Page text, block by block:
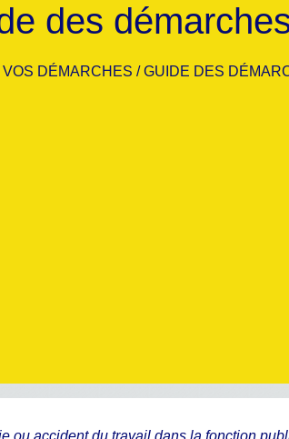
des
VOS DÉMARCHES /GUIDE DES
ou accident du travail dans la fonction